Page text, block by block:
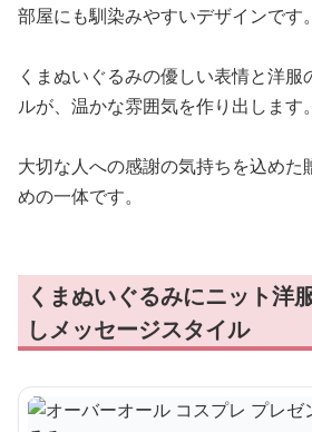
部屋にも馴染みやすいデザインです。
くまぬいぐるみの優しい表情と洋服
ルが、温かな雰囲気を作り出します。
大切な人への感謝の気持ちを込めた
めの一体です。
くまぬいぐるみにニット洋
しメッセージスタイル